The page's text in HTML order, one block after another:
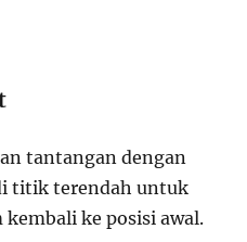
tantangan dengan
titik terendah untuk
kembali ke posisi awal.